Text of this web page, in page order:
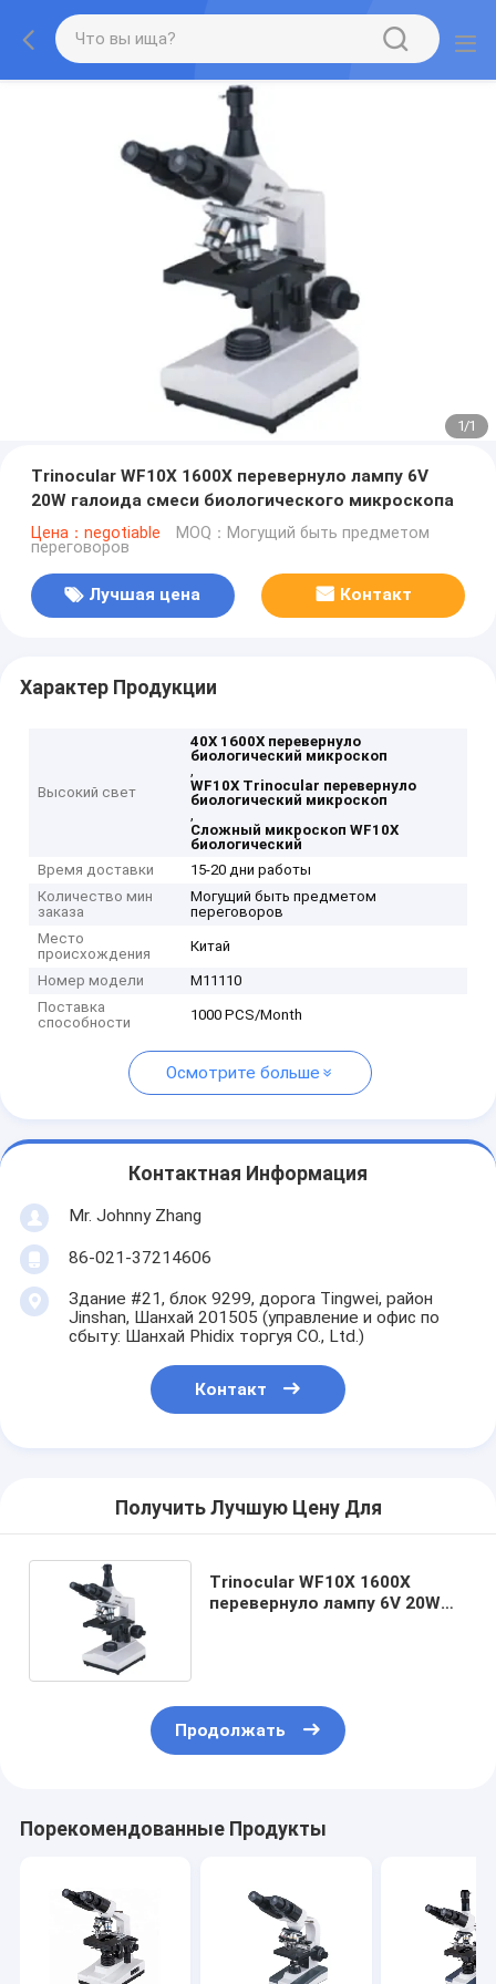
1/1
Trinocular WF10X 1600X перевернуло лампу 6V
20W галоида смеси биологического микроскопа
Цена：negotiable MOQ：Могущий быть предметом
переговоров
Лучшая цена Контакт
Характер Продукции
Высокий свет
40X 1600X перевернуло
биологический микроскоп
,
WF10X Trinocular перевернуло
биологический микроскоп
,
Сложный микроскоп WF10X
биологический
Время доставки
15-20 дни работы
Количество мин
заказа
Могущий быть предметом
переговоров
Место
происхождения
Китай
Номер модели
M11110
Поставка
способности
1000 PCS/Month
Осмотрите больше
Контактная Информация
Mr. Johnny Zhang
86-021-37214606
Здание #21, блок 9299, дорога Tingwei, район
Jinshan, Шанхай 201505 (управление и офис по
сбыту: Шанхай Phidix торгуя CO., Ltd.)
Контакт
Получить Лучшую Цену Для
Trinocular WF10X 1600X
перевернуло лампу 6V 20W
Продолжать
Порекомендованные Продукты